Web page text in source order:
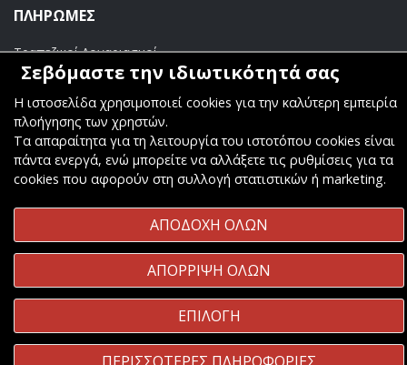
ΠΛΗΡΩΜΕΣ
Τραπεζικοί Λογαριασμοί
Copyright © Κοσμάς Audio Video. All Rights Reserved
Κατασκευή & ΦιλοξενίαKomvos.gr
Σεβόμαστε την ιδιωτικότητά σας
Η ιστοσελίδα χρησιμοποιεί cookies για την καλύτερη εμπειρία
πλοήγησης των χρηστών.
Τα απαραίτητα για τη λειτουργία του ιστοτόπου cookies είναι
πάντα ενεργά, ενώ μπορείτε να αλλάξετε τις ρυθμίσεις για τα
cookies που αφορούν στη συλλογή στατιστικών ή marketing.
ΑΠΟΔΟΧΗ ΟΛΩΝ
ΑΠΟΡΡΙΨΗ ΟΛΩΝ
ΕΠΙΛΟΓΗ